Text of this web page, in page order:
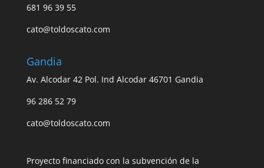
681 96 39 55
cato@toldoscato.com
Gandia
Av. Alcodar 42 Pol. Ind Alcodar 46701 Gandia
96 286 52 79
cato@toldoscato.com
Proyecto financiado con la subvención de la